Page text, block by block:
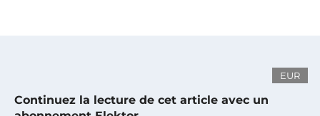
EUR
Continuez la lecture de cet article avec un